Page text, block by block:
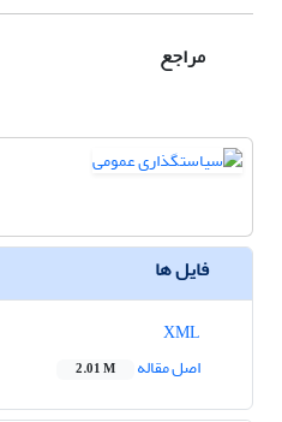
مراجع
فایل ها
اصل مقاله
2.01 M